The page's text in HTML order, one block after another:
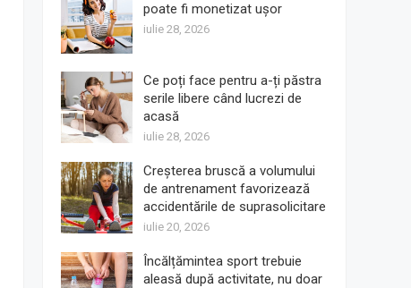
poate fi monetizat ușor
iulie 28, 2026
Ce poți face pentru a-ți păstra
serile libere când lucrezi de
acasă
iulie 28, 2026
Creșterea bruscă a volumului
de antrenament favorizează
accidentările de suprasolicitare
iulie 20, 2026
Încălțămintea sport trebuie
aleasă după activitate, nu doar